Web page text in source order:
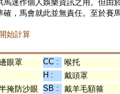
迷作個人娛樂資訊之用。但
，馬會就此並無責任。至於賽
始計算
眼罩 CC :
喉托
H :
戴頭罩
掩防沙眼 SB : 戴羊毛額箍